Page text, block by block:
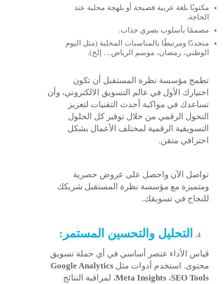
مكتوبًا بلغة عربية فصيحة أو بلهجة محلية عند
الحاجة.
مصممًا بأسلوب بصري جذاب.
متجددًا ومرتبطًا بالمناسبات المحلية (مثل اليوم
الوطني، رمضان، موسم الرياض… إلخ).
تطمح مؤسسة نظرة المستقبل أن تكون
اختيارك الأول في عالم التسويق الالكتروني، وأن
تساعدك في مواكبة أحدث التقنيات لتعزيز
التحول الرقمي من خلال توفير كل الحلول
التسويقية الرقمية لمختلف الأعمال بشكل
احترافي متقن.
تواصل الآن واحصل على عروض حصرية
ومتميزة مع مؤسسة نظرة المستقبل شريكك
للنجاح في تسويقك.
التحليل والتحسين المستمر:
قياس الأداء عنصر أساسي في أي حملة تسويق
محتوى. استخدم أدوات مثل Google Analytics
،Meta Insights ،SEO Tools
لمراقبة النتائج